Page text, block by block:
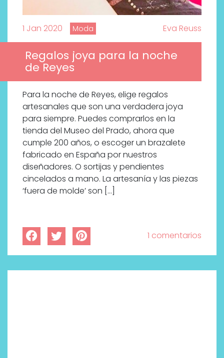
1 Jan 2020 Moda Eva Reuss
Regalos joya para la noche
de Reyes
Para la noche de Reyes, elige regalos
artesanales que son una verdadera joya
para siempre. Puedes comprarlos en la
tienda del Museo del Prado, ahora que
cumple 200 años, o escoger un brazalete
fabricado en España por nuestros
diseñadores. O sortijas y pendientes
cincelados a mano. La artesanía y las piezas
‘fuera de molde’ son […]
1 comentarios